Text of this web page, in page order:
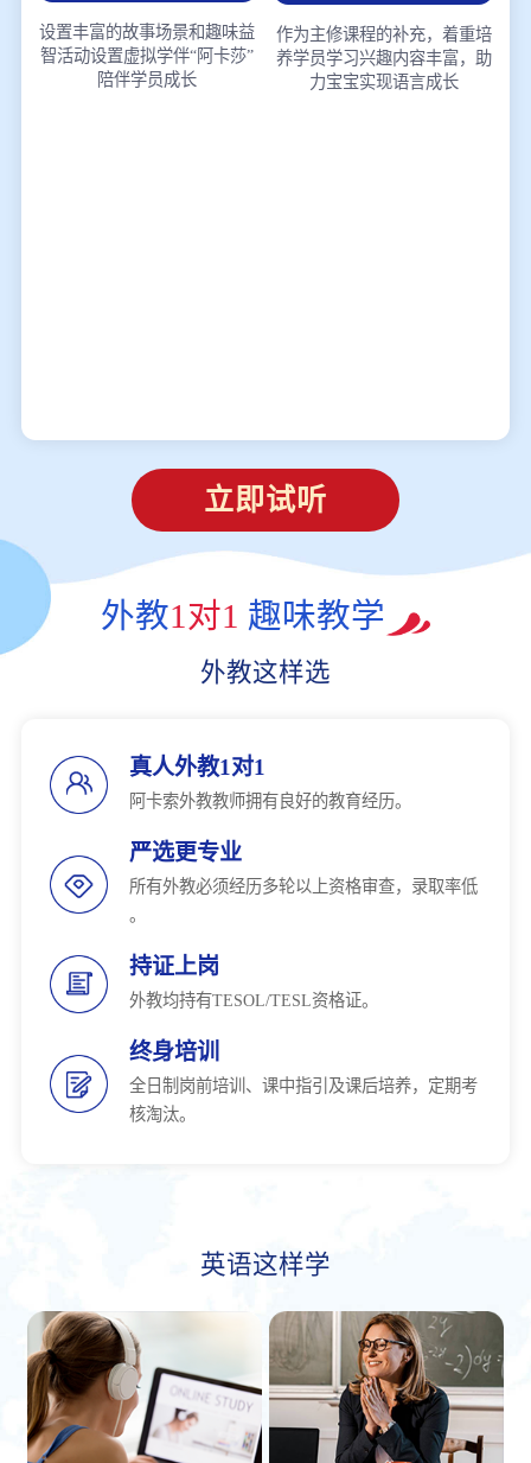
设置丰富的故事场景和趣味益
智活动设置虚拟学伴“阿卡莎”
陪伴学员成长
作为主修课程的补充，着重培
养学员学习兴趣内容丰富，助
力宝宝实现语言成长
立即试听
外教1对1 趣味教学
外教这样选
真人外教1对1
阿卡索外教教师拥有良好的教育经历。
严选更专业
所有外教必须经历多轮以上资格审查，录取率低
。
持证上岗
外教均持有TESOL/TESL资格证。
终身培训
全日制岗前培训、课中指引及课后培养，定期考
核淘汰。
英语这样学